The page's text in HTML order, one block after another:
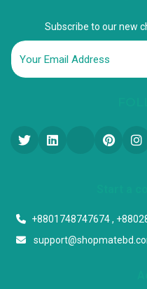
Subscribe to our new
+8801748747674 ,